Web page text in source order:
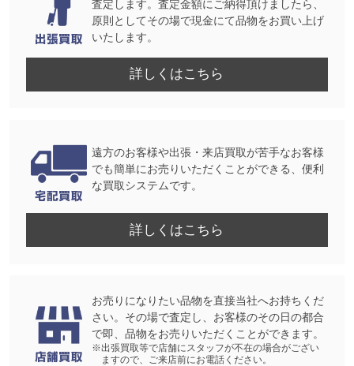
査定します。査定金額にご納得頂けましたら、
原則としてその場で現金にて品物をお買い上げ
いたします。
詳しくはこちら
遠方のお客様や出張・来店買取が苦手なお客様
でも簡単にお売りいただくことができる、便利
な買取システムです。
詳しくはこちら
お売りになりたい品物を直接当社へお持ちくだ
さい。その場で査定し、お客様のその日の都合
で即、品物をお売りいただくことができます。
※出張買取等で店舗にスタッフが不在の場合がござい
ますので、ご来店前にお電話ください。